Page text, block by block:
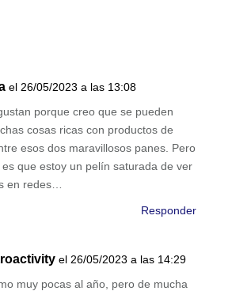
el 26/05/2023 a las 13:08
porque creo que se pueden
cosas ricas con productos de
esos dos maravillosos panes. Pero
es que estoy un pelín saturada de ver
en redes…
Responder
el 26/05/2023 a las 14:29
muy pocas al año, pero de mucha